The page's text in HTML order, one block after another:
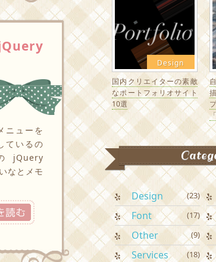
ニューを
ているの
なとメモ
つづきを読む
Design
国内クリエイターの素敵
なポートフォリオサイト
10選
Design (23)
Font (17)
Other (9)
Services (18)